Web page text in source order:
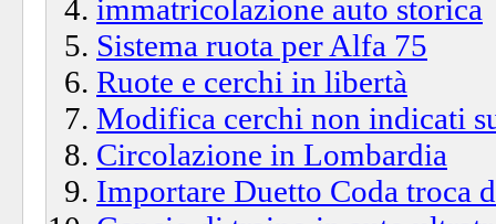
immatricolazione auto storica
Sistema ruota per Alfa 75
Ruote e cerchi in libertà
Modifica cerchi non indicati
Circolazione in Lombardia
Importare Duetto Coda troca